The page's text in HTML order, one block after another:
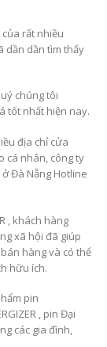
rất nhiều
dần dần tìm thấy
chúng tôi
tốt nhất hiện nay.
địa chỉ cửa
cá nhân, công ty
Đà Nẵng Hotline
, khách hàng
xã hội đã giúp
hàng và có thể
hữu ích.
pin
, pin Đại
các gia đình,